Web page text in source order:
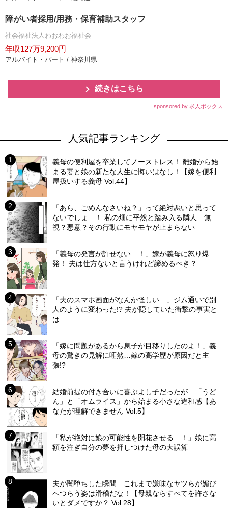
障がい者採用/用務・保育補助スタッフ
社会福祉法人わおわお福祉会
年収127万9,200円
アルバイト・パート / 神奈川県
続きはこちら
sponsored by 求人ボックス
人気記事ランキング
義母の便利屋を卒業してノーストレス！ 離婚から始
まる妻と娘の新たな人生に悔いはなし！【嫁を便利
屋扱いする義母 Vol.44】
「あら、ごめんなさいね？」って絶対悪いと思って
ないでしょ…！ 私の畑に平然と踏み入る隣人…無
視？悪意？その行動にモヤモヤが止まらない
「義母の発言が許せない…！」嫁が義母に怒り爆
発！ 夫は仕方ないと言うけれど諦めるべき？
「夫のスマホ画面がなんか怪しい…」ジム通いで別
人のように変わった!? 夫が隠していた衝撃の事実と
は
「嫁に問題があるから息子が目移りしたのよ！」義
母の驚きの見解に唖然…嫁の高学歴が原因だと主
張!?
結婚前提の付き合いに喜ぶよし子だったが…「うど
ん」と「オムライス」から始まる小さな違和感【あ
なたが理解できません Vol.5】
「私が絶対に娘の可能性を開花させる…！」娘に高
額を注ぎ自分の夢を押しつけた母の大誤算
夫が闇堕ちした瞬間…これまで嫌味なヤツらが媚び
へつらう姿は滑稽だな！【母親ならすべてを許さな
いとダメですか？ Vol.28】